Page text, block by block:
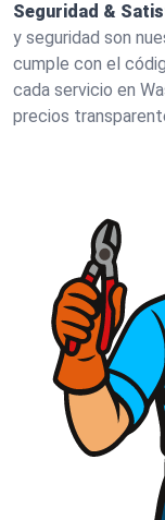
Seguridad &
y seguridad son
cumple con el
cada servicio en
precios